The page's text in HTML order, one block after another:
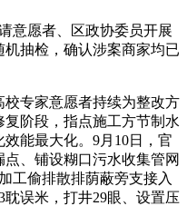
愿者、区政协委员开展
抽检，确认涉案商家均已
专家意愿者持续为整改方
阶段，指点施工方节制水
能最大化。9月10日，官
、铺设糊口污水收集管网
工偷排散排荫蔽旁支接入
误米，打井29眼、设置压